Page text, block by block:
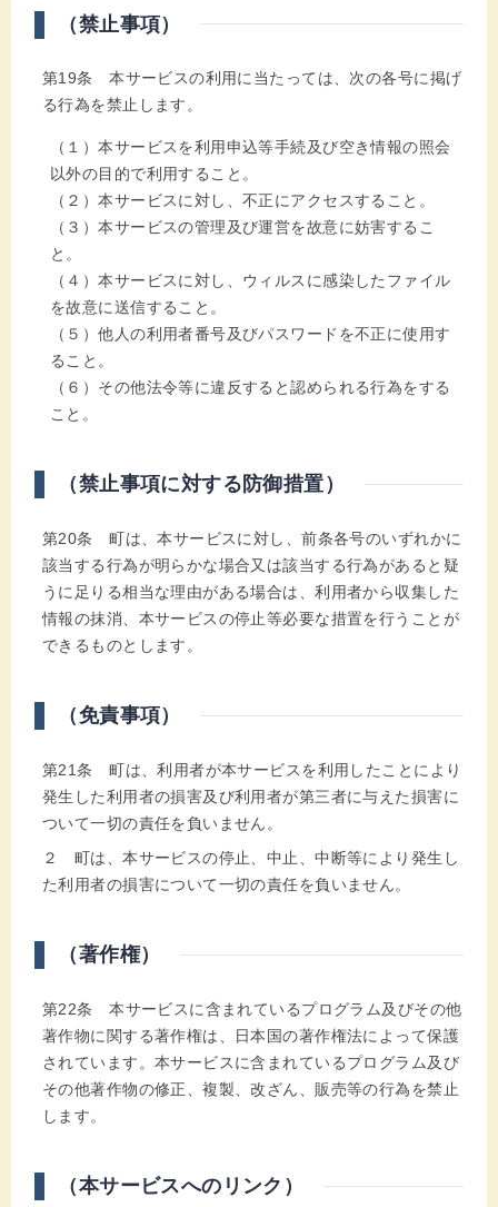
（禁止事項）
第19条 本サービスの利用に当たっては、次の各号に掲げ
る行為を禁止します。
（１）本サービスを利用申込等手続及び空き情報の照会
以外の目的で利用すること。
（２）本サービスに対し、不正にアクセスすること。
（３）本サービスの管理及び運営を故意に妨害するこ
と。
（４）本サービスに対し、ウィルスに感染したファイル
を故意に送信すること。
（５）他人の利用者番号及びパスワードを不正に使用す
ること。
（６）その他法令等に違反すると認められる行為をする
こと。
（禁止事項に対する防御措置）
第20条 町は、本サービスに対し、前条各号のいずれかに
該当する行為が明らかな場合又は該当する行為があると疑
うに足りる相当な理由がある場合は、利用者から収集した
情報の抹消、本サービスの停止等必要な措置を行うことが
できるものとします。
（免責事項）
第21条 町は、利用者が本サービスを利用したことにより
発生した利用者の損害及び利用者が第三者に与えた損害に
ついて一切の責任を負いません。
２ 町は、本サービスの停止、中止、中断等により発生し
た利用者の損害について一切の責任を負いません。
（著作権）
第22条 本サービスに含まれているプログラム及びその他
著作物に関する著作権は、日本国の著作権法によって保護
されています。本サービスに含まれているプログラム及び
その他著作物の修正、複製、改ざん、販売等の行為を禁止
します。
（本サービスへのリンク）